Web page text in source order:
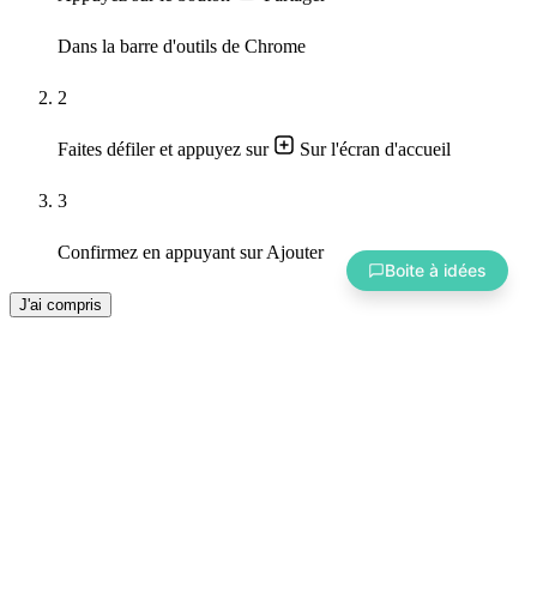
Dans la barre d'outils de Chrome
2
Faites défiler et appuyez sur Sur l'écran d'accueil
3
Confirmez en appuyant surAjouter
J'ai compris
Boite à idées
💡 Quelque chose à améliorer
Vous avez une idée
d'amélioration ? 💡